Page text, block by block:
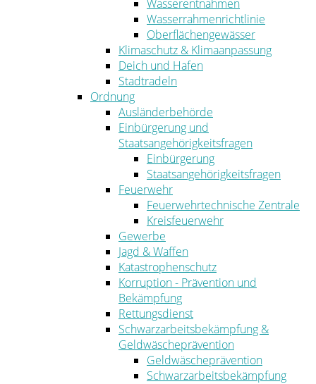
Wasserentnahmen
Wasserrahmenrichtlinie
Oberflächengewässer
Klimaschutz & Klimaanpassung
Deich und Hafen
Stadtradeln
Ordnung
Ausländerbehörde
Einbürgerung und
Staatsangehörigkeitsfragen
Einbürgerung
Staatsangehörigkeitsfragen
Feuerwehr
Feuerwehrtechnische Zentrale
Kreisfeuerwehr
Gewerbe
Jagd & Waffen
Katastrophenschutz
Korruption - Prävention und
Bekämpfung
Rettungsdienst
Schwarzarbeitsbekämpfung &
Geldwäscheprävention
Geldwäscheprävention
Schwarzarbeitsbekämpfung